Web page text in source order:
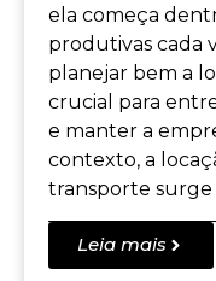
ela começa
produtivas cada
planejar bem a
crucial para
e manter a
contexto, a
transporte surge
Leia mais